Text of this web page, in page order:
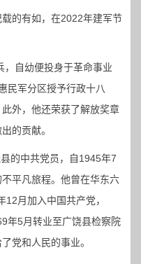
的有如，在2022年建军节
，自幼便投身于革命事业
民军分区授予行政十八
外，他还荣获了解放奖章
的贡献。
的中共党员，自1945年7
平凡旅程。他曾在华东六
月加入中国共产党，
年5月转业至广饶县检察院
党和人民的事业。